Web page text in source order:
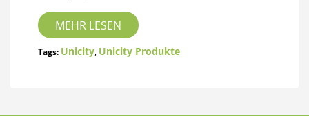
MEHR LESEN
Tags: Unicity, Unicity Produkte